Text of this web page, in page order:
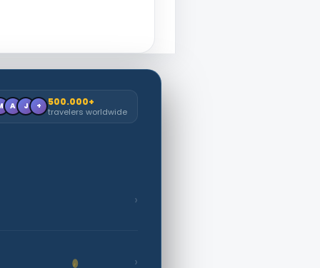
A J + 500.000+
travelers worldwide
›
›